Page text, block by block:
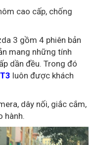
cao cấp, chống
3 gồm 4 phiên bản
mang những tính
dần đều. Trong đó
luôn được khách
dây nối, giắc cắm,
hành.